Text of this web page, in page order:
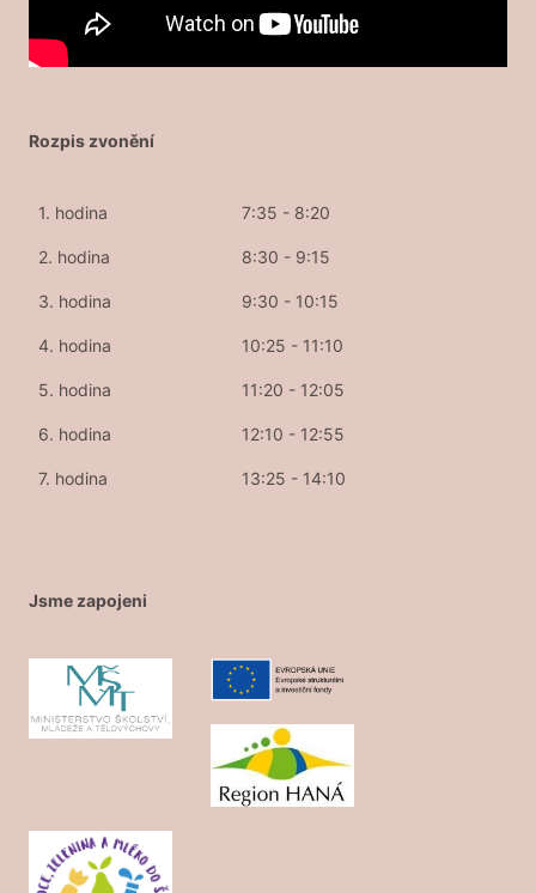
Rozpis zvonění
1. hodina 7:35 - 8:20
2. hodina 8:30 - 9:15
3. hodina 9:30 - 10:15
4. hodina 10:25 - 11:10
5. hodina 11:20 - 12:05
6. hodina 12:10 - 12:55
7. hodina 13:25 - 14:10
Jsme zapojeni